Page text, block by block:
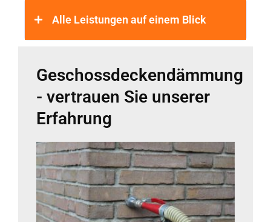
Alle Leistungen auf einem Blick
Geschossdeckendämmung
- vertrauen Sie unserer
Erfahrung